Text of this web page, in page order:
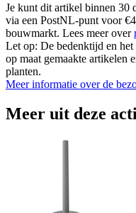
Je kunt dit artikel binnen 30
via een PostNL-punt voor
bouwmarkt. Lees meer over
Let op: De bedenktijd en
op maat gemaakte artikelen
planten.
Meer informatie over de
Meer uit deze